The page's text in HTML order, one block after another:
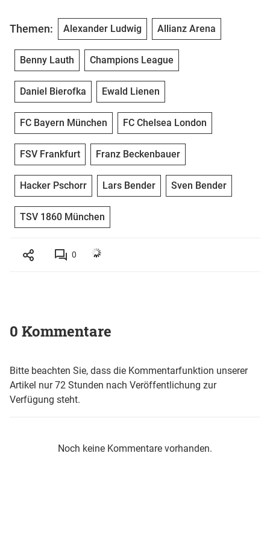
Themen: Alexander Ludwig Allianz Arena
Benny Lauth Champions League
Daniel Bierofka Ewald Lienen
FC Bayern München FC Chelsea London
FSV Frankfurt Franz Beckenbauer
Hacker Pschorr Lars Bender Sven Bender
TSV 1860 München
0
0 Kommentare
Bitte beachten Sie, dass die Kommentarfunktion unserer
Artikel nur 72 Stunden nach Veröffentlichung zur
Verfügung steht.
Noch keine Kommentare vorhanden.